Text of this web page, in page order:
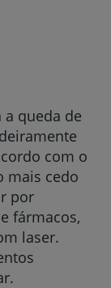
queda de
com o
mais cedo
por
fármacos,
laser.